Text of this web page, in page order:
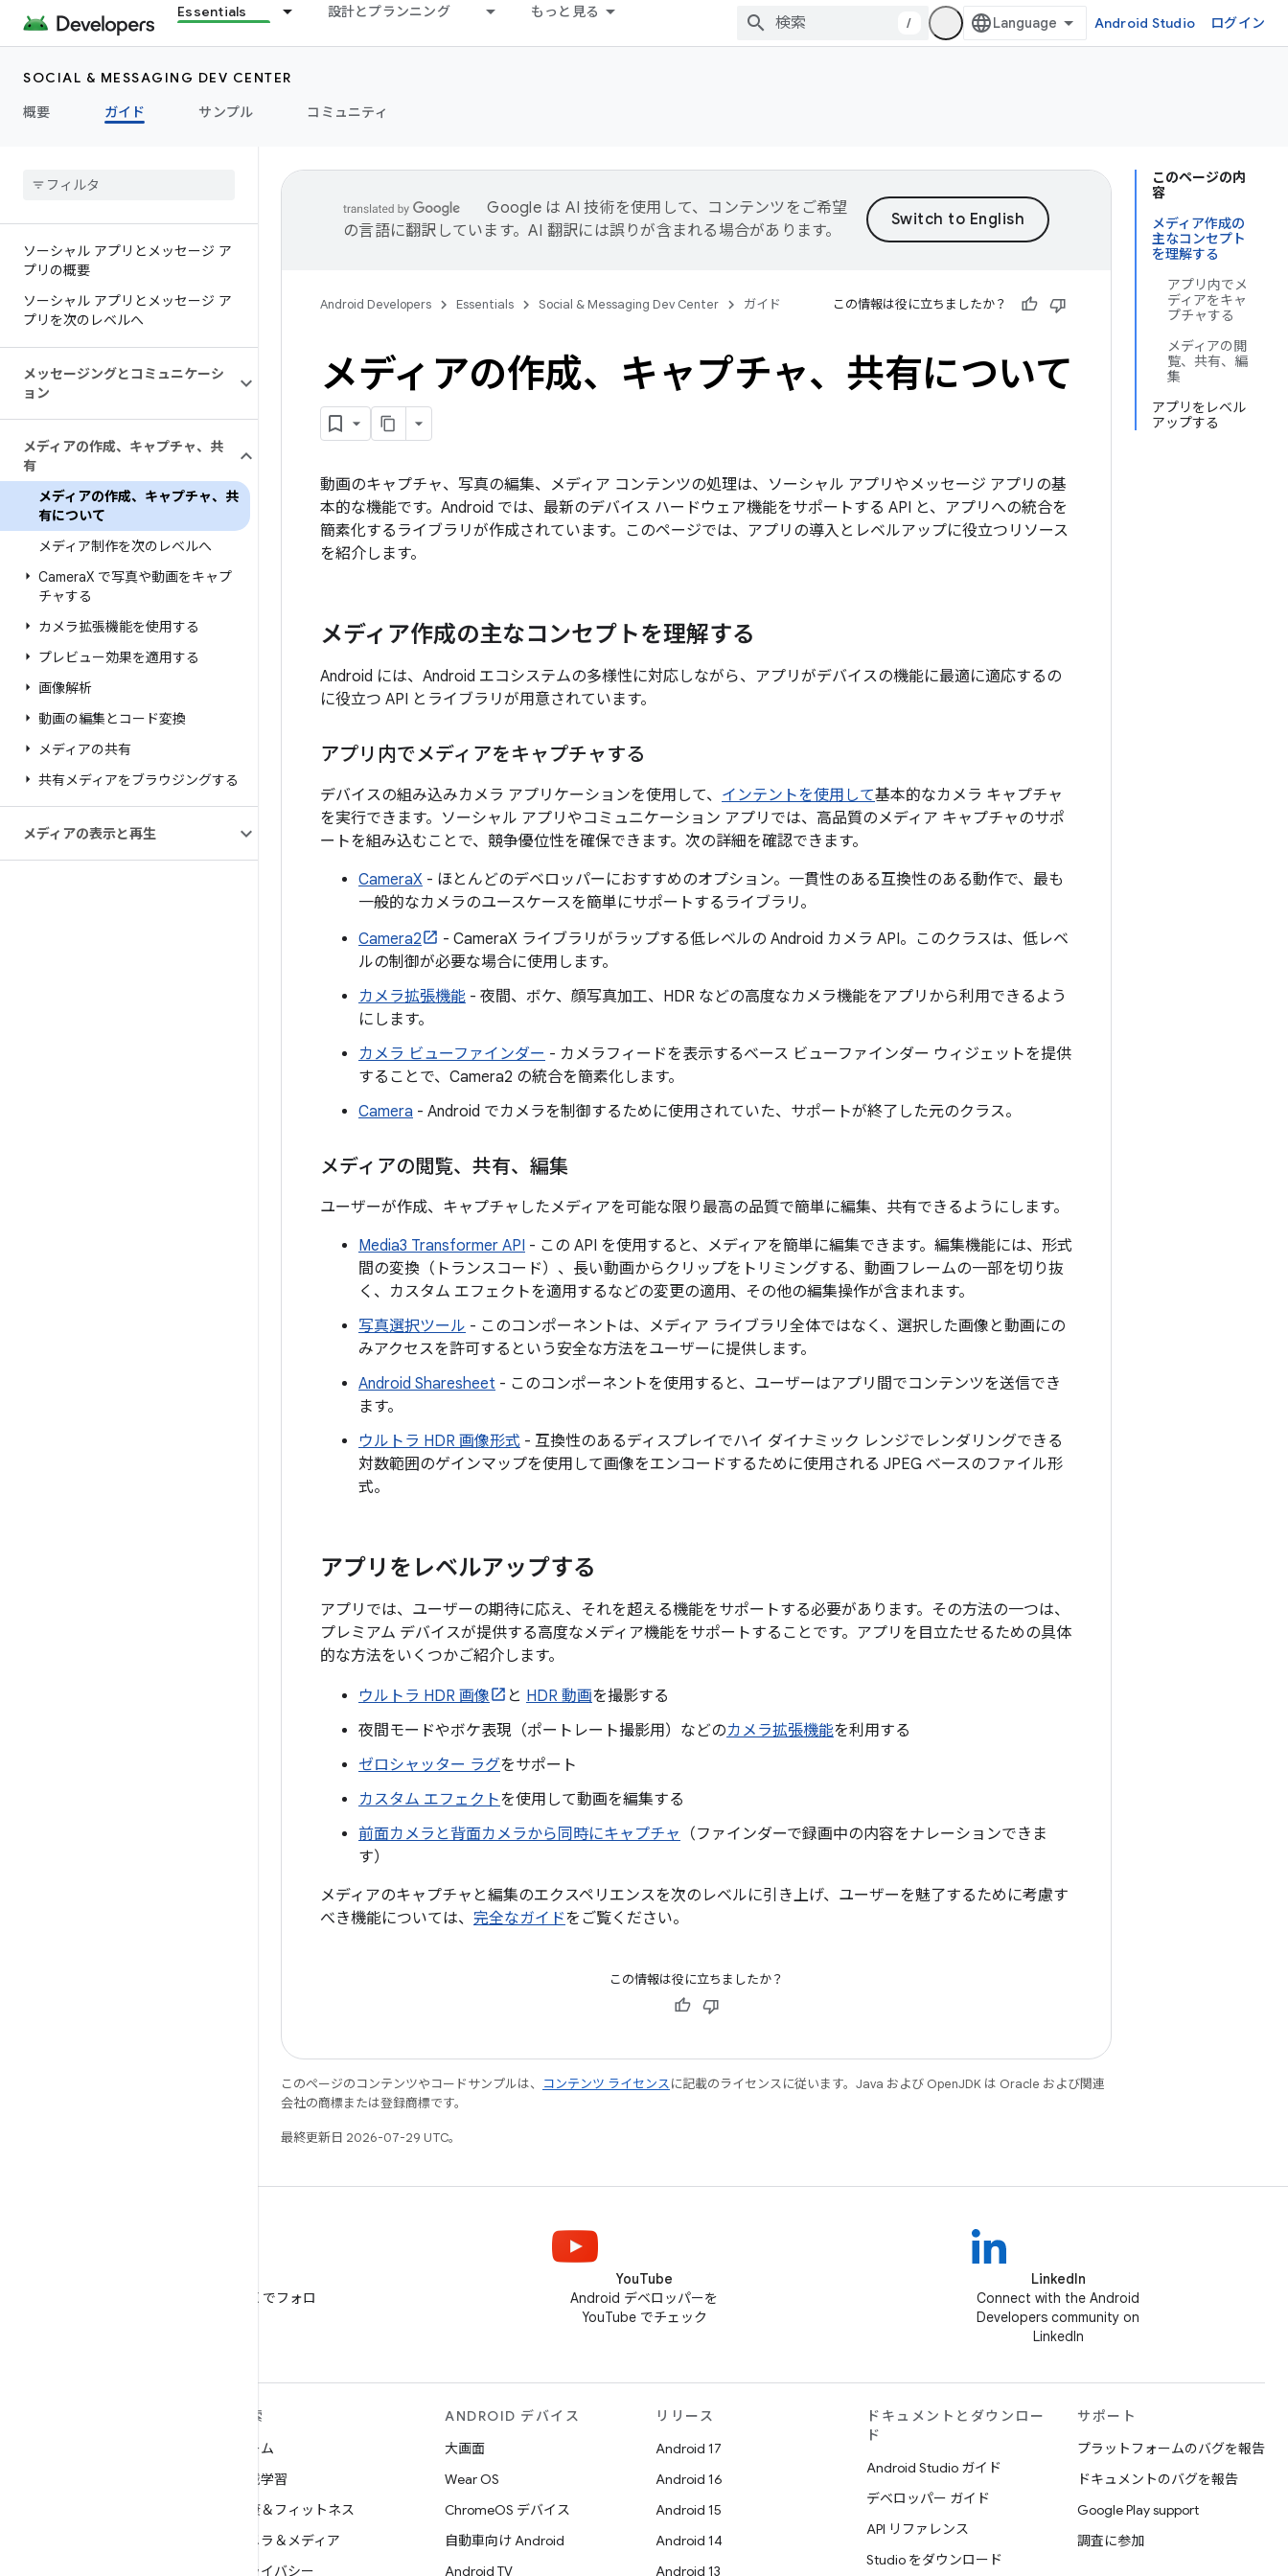
Essentials 設計とプランニング もっと見る
/ Android Studio ログイン
SOCIAL & MESSAGING DEV CENTER
概要
ガイド サンプル コミュニティ
ソーシャル アプリとメッセージ ア
プリの概要
ソーシャル アプリとメッセージ ア
プリを次のレベルへ
メッセージングとコミュニケーシ
ョン
メディアの作成、キャプチャ、共
有
メディアの作成、キャプチャ、共
有について
メディア制作を次のレベルへ
CameraX で写真や動画をキャプ
チャする
カメラ拡張機能を使用する
プレビュー効果を適用する
画像解析
動画の編集とコード変換
メディアの共有
共有メディアをブラウジングする
メディアの表示と再生
このページの内
容
メディア作成の
主なコンセプト
を理解する
アプリ内でメ
ディアをキャ
プチャする
メディアの閲
覧、共有、編
集
アプリをレベル
アップする
Google は AI 技術を使用して、コンテンツをご希望
の言語に翻訳しています。AI 翻訳には誤りが含まれる場合があります。
Android Developers Essentials Social & Messaging Dev Center ガイド この情報は役に立ちましたか？
メディアの作成、キャプチャ、共有について
動画のキャプチャ、写真の編集、メディア コンテンツの処理は、ソーシャル アプリやメッセージ アプリの基
本的な機能です。Android では、最新のデバイス ハードウェア機能をサポートする API と、アプリへの統合を
簡素化するライブラリが作成されています。このページでは、アプリの導入とレベルアップに役立つリソース
を紹介します。
メディア作成の主なコンセプトを理解する
Android には、Android エコシステムの多様性に対応しながら、アプリがデバイスの機能に最適に適応するの
に役立つ API とライブラリが用意されています。
アプリ内でメディアをキャプチャする
デバイスの組み込みカメラ アプリケーションを使用して、 インテントを使用して基本的なカメラ キャプチャ
を実行できます。ソーシャル アプリやコミュニケーション アプリでは、高品質のメディア キャプチャのサポ
ートを組み込むことで、競争優位性を確保できます。次の詳細を確認できます。
CameraX - ほとんどのデベロッパーにおすすめのオプション。一貫性のある互換性のある動作で、最も
一般的なカメラのユースケースを簡単にサポートするライブラリ。
Camera2
- CameraX ライブラリがラップする低レベルの Android カメラ API。このクラスは、低レベ
ルの制御が必要な場合に使用します。
カメラ拡張機能 - 夜間、ボケ、顔写真加工、HDR などの高度なカメラ機能をアプリから利用できるよう
にします。
カメラ ビューファインダー - カメラフィードを表示するベース ビューファインダー ウィジェットを提供
することで、Camera2 の統合を簡素化します。
Camera - Android でカメラを制御するために使用されていた、サポートが終了した元のクラス。
メディアの閲覧、共有、編集
ユーザーが作成、キャプチャしたメディアを可能な限り最高の品質で簡単に編集、共有できるようにします。
Media3 Transformer API - この API を使用すると、メディアを簡単に編集できます。編集機能には、形式
間の変換（トランスコード）、長い動画からクリップをトリミングする、動画フレームの一部を切り抜
く、カスタム エフェクトを適用するなどの変更の適用、その他の編集操作が含まれます。
写真選択ツール - このコンポーネントは、メディア ライブラリ全体ではなく、選択した画像と動画にの
みアクセスを許可するという安全な方法をユーザーに提供します。
Android Sharesheet - このコンポーネントを使用すると、ユーザーはアプリ間でコンテンツを送信でき
ます。
ウルトラ HDR 画像形式 - 互換性のあるディスプレイでハイ ダイナミック レンジでレンダリングできる
対数範囲のゲインマップを使用して画像をエンコードするために使用される JPEG ベースのファイル形
式。
アプリをレベルアップする
アプリでは、ユーザーの期待に応え、それを超える機能をサポートする必要があります。その方法の一つは、
プレミアム デバイスが提供する高度なメディア機能をサポートすることです。アプリを目立たせるための具体
的な方法をいくつかご紹介します。
ウルトラ HDR 画像 と HDR 動画を撮影する
夜間モードやボケ表現（ポートレート撮影用）などのカメラ拡張機能を利用する
ゼロシャッター ラグをサポート
カスタム エフェクトを使用して動画を編集する
前面カメラと背面カメラから同時にキャプチャ （ファインダーで録画中の内容をナレーションできま
す）
メディアのキャプチャと編集のエクスペリエンスを次のレベルに引き上げ、ユーザーを魅了するために考慮す
べき機能については、 完全なガイドをご覧ください。
この情報は役に立ちましたか？
このページのコンテンツやコードサンプルは、 コンテンツ ライセンスに記載のライセンスに従います。Java および OpenJDK は Oracle および関連
会社の商標または登録商標です。
最終更新日 2026-07-29 UTC。
@AndroidDev を X でフォロ
YouTube
Android デベロッパーを
YouTube でチェック
LinkedIn
Connect with the Android
Developers community on
LinkedIn
探索
ゲーム
機械学習
健康＆フィットネス
カメラ＆メディア
プライバシー
ANDROID デバイス
大画面
Wear OS
ChromeOS デバイス
自動車向け Android
Android TV
リリース
Android 17
Android 16
Android 15
Android 14
Android 13
ドキュメントとダウンロー
ド
Android Studio ガイド
デベロッパー ガイド
API リファレンス
Studio をダウンロード
サポート
プラットフォームのバグを報告
ドキュメントのバグを報告
Google Play support
調査に参加